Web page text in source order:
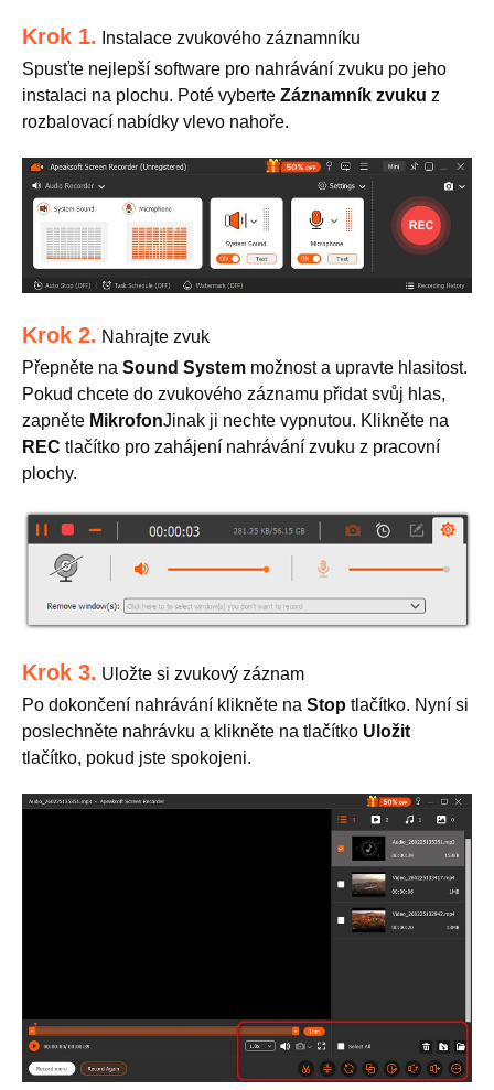
Krok 1. Instalace zvukového záznamníku
Spusťte nejlepší software pro nahrávání zvuku po jeho
instalaci na plochu. Poté vyberte Záznamník zvuku z
rozbalovací nabídky vlevo nahoře.
Krok 2. Nahrajte zvuk
Přepněte na Sound System možnost a upravte hlasitost.
Pokud chcete do zvukového záznamu přidat svůj hlas,
zapněte MikrofonJinak ji nechte vypnutou. Klikněte na
REC tlačítko pro zahájení nahrávání zvuku z pracovní
plochy.
Krok 3. Uložte si zvukový záznam
Po dokončení nahrávání klikněte na Stop tlačítko. Nyní si
poslechněte nahrávku a klikněte na tlačítko Uložit
tlačítko, pokud jste spokojeni.